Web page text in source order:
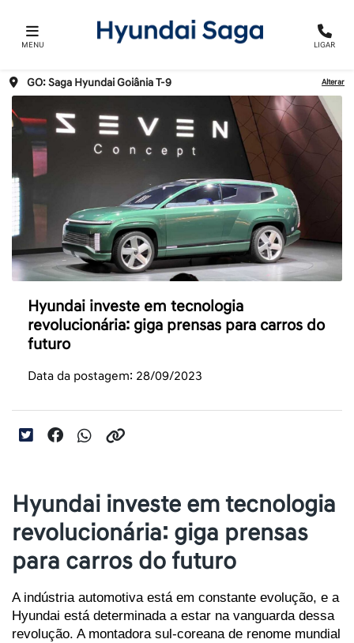
MENU LIGAR
GO: Saga Hyundai Goiânia T-9 Alterar
Hyundai investe em tecnologia
revolucionária: giga prensas para carros do
futuro
Data da postagem: 28/09/2023
Hyundai investe em tecnologia
revolucionária: giga prensas
para carros do futuro
A indústria automotiva está em constante evolução, e a
Hyundai está determinada a estar na vanguarda dessa
revolução. A montadora sul-coreana de renome mundial